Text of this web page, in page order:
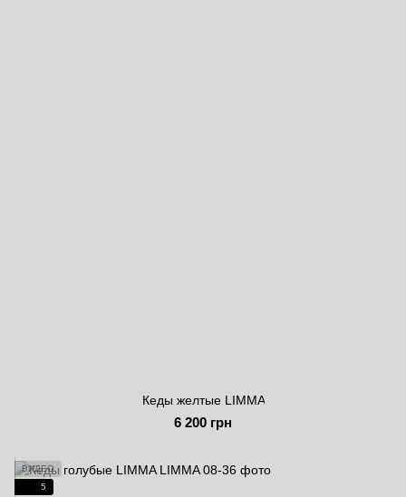
Кеды желтые LIMMA
6 200 грн
ВИДЕО
5